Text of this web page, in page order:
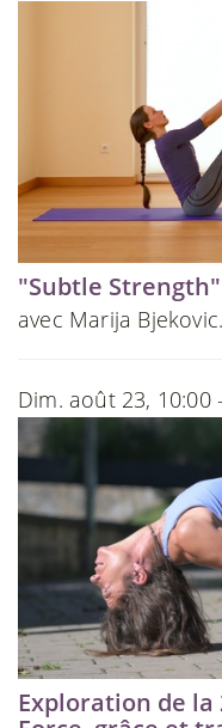
"Subtle
avec Marija Bjekovic.
Dim. août 23, 10:00
Exploration de la